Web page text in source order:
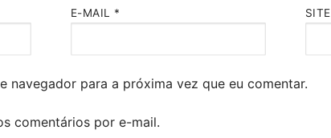
E-MAIL * SITE
navegador para a próxima vez que eu comentar.
comentários por e-mail.